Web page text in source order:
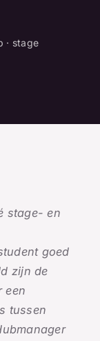
· stage
stage- en
goed
zijn de
een
tussen